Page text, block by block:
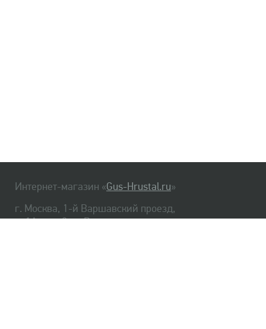
Интернет-магазин «Gus-Hrustal.ru»
г. Москва, 1-й Варшавский проезд,
д. 1А, стр. 3, м. Варшавская